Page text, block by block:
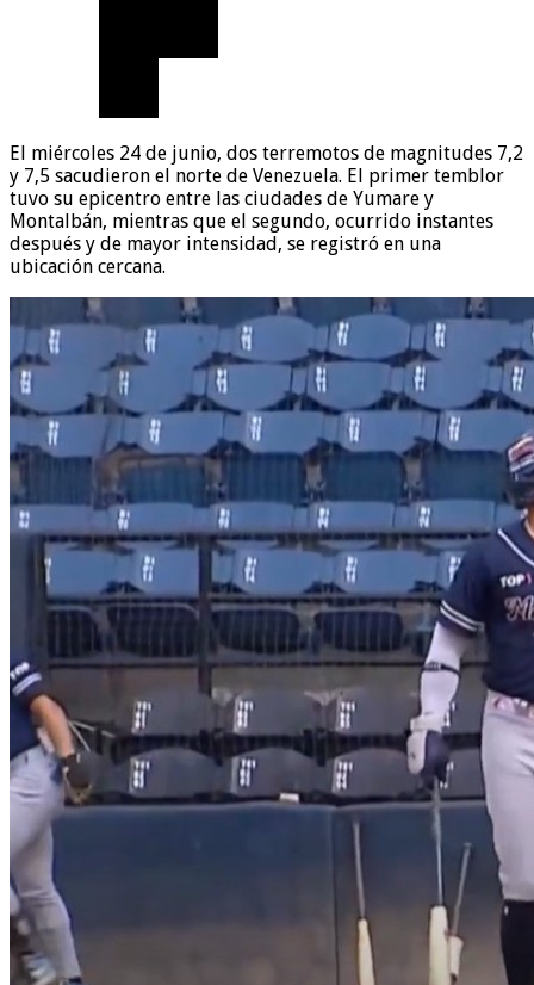
El miércoles 24 de junio, dos terremotos de magnitudes 7,2
y 7,5 sacudieron el norte de Venezuela. El primer temblor
tuvo su epicentro entre las ciudades de Yumare y
Montalbán, mientras que el segundo, ocurrido instantes
después y de mayor intensidad, se registró en una
ubicación cercana.